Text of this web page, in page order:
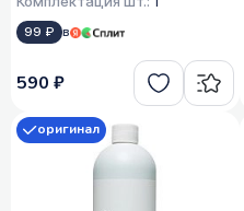
99 ₽ в
590 ₽
оригинал